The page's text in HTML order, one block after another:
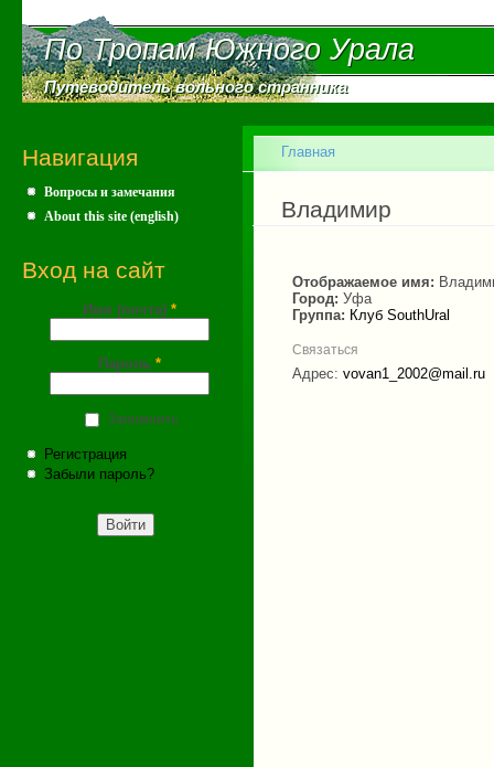
По Тропам Южного Урала
По Тропам Южного Урала
Путеводитель вольного странника
Путеводитель вольного странника
Навигация
Вопросы и замечания
About this site (english)
Вход на сайт
Имя (почта) *
Пароль *
Запомнить
Регистрация
Забыли пароль?
Вы здесь
Главная
Владимир
Отображаемое имя:
Город: Уфа
Группа: Клуб SouthUral
Связаться
Адрес: vovan1_2002@mail.ru